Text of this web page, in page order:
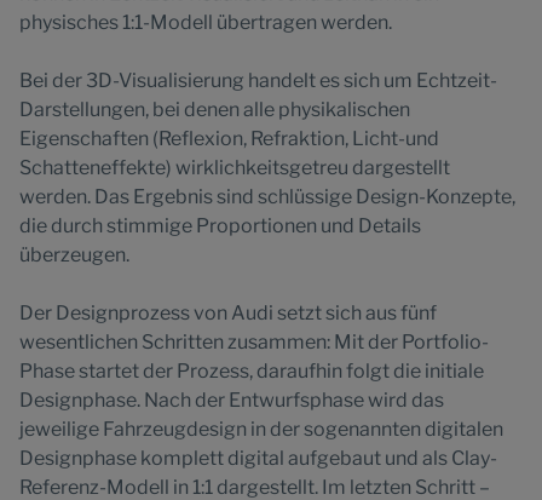
physisches 1:1-Modell übertragen werden.
Bei der 3D-Visualisierung handelt es sich um Echtzeit-
Darstellungen, bei denen alle physikalischen
Eigenschaften (Reflexion, Refraktion, Licht-und
Schatteneffekte) wirklichkeitsgetreu dargestellt
werden. Das Ergebnis sind schlüssige Design-Konzepte,
die durch stimmige Proportionen und Details
überzeugen.
Der Designprozess von Audi setzt sich aus fünf
wesentlichen Schritten zusammen: Mit der Portfolio-
Phase startet der Prozess, daraufhin folgt die initiale
Designphase. Nach der Entwurfsphase wird das
jeweilige Fahrzeugdesign in der sogenannten digitalen
Designphase komplett digital aufgebaut und als Clay-
Referenz-Modell in 1:1 dargestellt. Im letzten Schritt –